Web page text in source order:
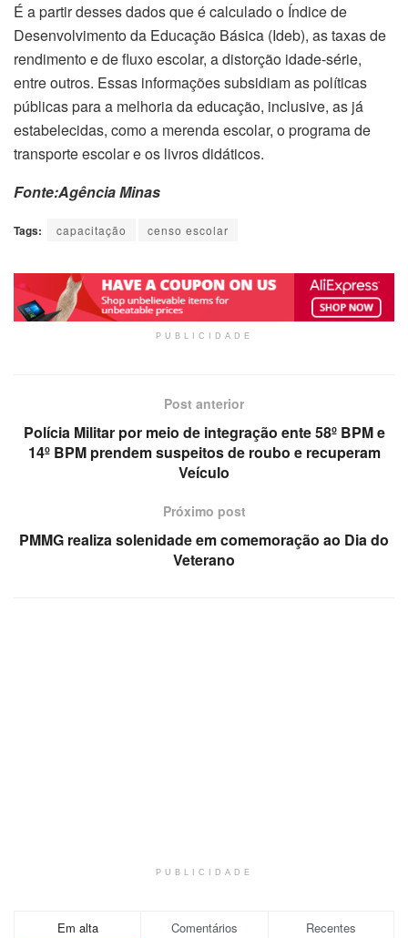
É a partir desses dados que é calculado o Índice de
Desenvolvimento da Educação Básica (Ideb), as taxas de
rendimento e de fluxo escolar, a distorção idade-série,
entre outros. Essas informações subsidiam as políticas
públicas para a melhoria da educação, inclusive, as já
estabelecidas, como a merenda escolar, o programa de
transporte escolar e os livros didáticos.
Fonte:Agência Minas
Tags: capacitação censo escolar
PUBLICIDADE
Post anterior
Polícia Militar por meio de integração ente 58º BPM e
14º BPM prendem suspeitos de roubo e recuperam
Veículo
Próximo post
PMMG realiza solenidade em comemoração ao Dia do
Veterano
PUBLICIDADE
Em alta Comentários Recentes